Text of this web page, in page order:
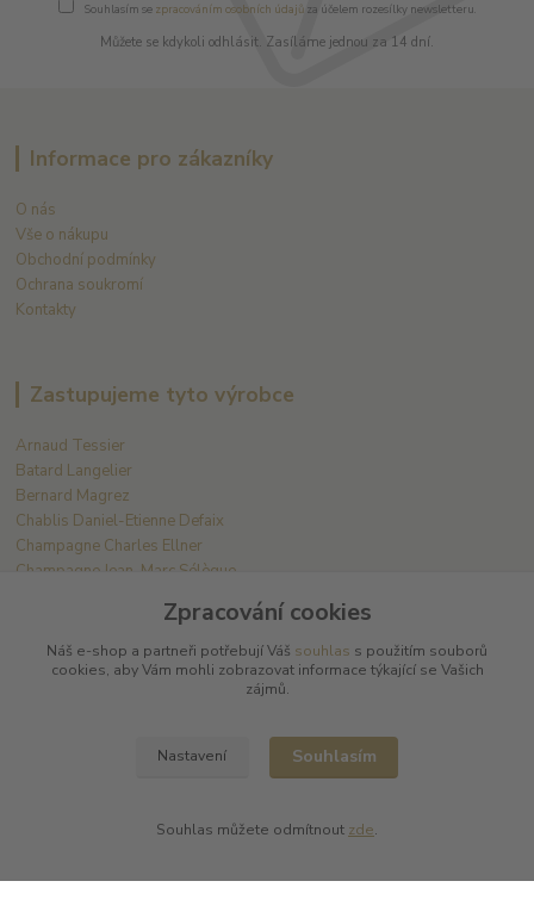
Souhlasím se zpracováním osobních údajůza účelem rozesílky newsletteru.
Můžete se kdykoli odhlásit. Zasíláme jednou za 14 dní.
Informace pro zákazníky
O nás
Vše o nákupu
Obchodní podmínky
Ochrana soukromí
Kontakty
Zastupujeme tyto výrobce
Arnaud Tessier
Batard Langelier
Bernard Magrez
Chablis Daniel-Etienne Defaix
Champagne Charles Ellner
Champagne Jean-Marc Sélèque
Zobrazit další výrobce →
L PLUS - Miloslav Lerch
Zpracování cookies
Náš e-shop a partneři potřebují Váš souhlas s použitím souborů
cookies, aby Vám mohli zobrazovat informace týkající se Vašich
zájmů.
Nastavení Souhlasím
Souhlas můžete odmítnout zde.